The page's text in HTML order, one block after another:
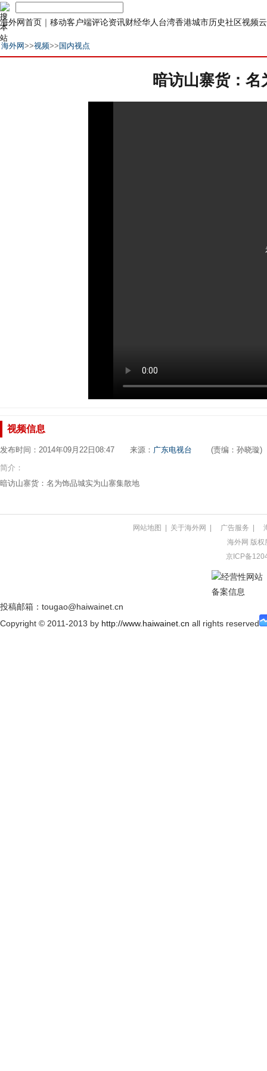
海外网首页 ｜ 移动客户端评论资讯财经华人 台湾香港城市历史社区视频
海外网>>视频>> 国内视点
暗访山寨货：
视频信息
发布时间：2014年09月22日08:47 来源： 广东电视台 (责编：孙晓璇)
简介：
暗访山寨货：名为饰品城实为山寨集散地
网站地图 | 关于海外网 | 广告服务 |
海外网 版权
京ICP备
经营性网站
备案信息
投稿邮箱：tougao@haiwainet.cn
Copyright © 2011-2013 by http://www.haiwainet.cn all rights reserved